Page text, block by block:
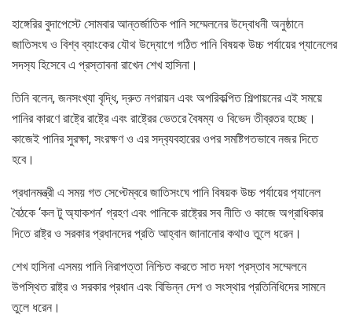
হাঙ্গেরির বুদাপেস্টে সোমবার আন্তর্জাতিক পানি সম্মেলনের উদ্বোধনী অনুষ্ঠানে
জাতিসংঘ ও বিশ্ব ব্যাংকের যৌথ উদ্যোগে গঠিত পানি বিষয়ক উচ্চ পর্যায়ের প্যানেলের
সদস‌্য হিসেবে এ প্রস্তাবনা রাখেন শেখ হাসিনা।
তিনি বলেন, জনসংখ্যা বৃদ্ধি, দ্রুত নগরায়ন এবং অপরিকল্পিত শিল্পায়নের এই সময়ে
পানির কারণে রাষ্ট্রে রাষ্ট্রে এবং রাষ্ট্রের ভেতরে বৈষম্য ও বিভেদ তীব্রতর হচ্ছে।
কাজেই পানির সুরক্ষা, সংরক্ষণ ও এর সদ্ব‌্যবহারের ওপর সমষ্টিগতভাবে নজর দিতে
হবে।
প্রধানমন্ত্রী এ সময় গত সেপ্টেম্বরে জাতিসংঘে পানি বিষয়ক উচ্চ পর্যায়ের প‌্যানেল
বৈঠকে ‘কল টু অ্যাকশন’ গ্রহণ এবং পানিকে রাষ্ট্রের সব নীতি ও কাজে অগ্রাধিকার
দিতে রাষ্ট্র ও সরকার প্রধানদের প্রতি আহ্বান জানানোর কথাও তুলে ধরেন।
শেখ হাসিনা এসময় পানি নিরাপত্তা নিশ্চিত করতে সাত দফা প্রস্তাব সম্মেলনে
উপস্থিত রাষ্ট্র ও সরকার প্রধান এবং বিভিন্ন দেশ ও সংস্থার প্রতিনিধিদের সামনে
তুলে ধরেন।